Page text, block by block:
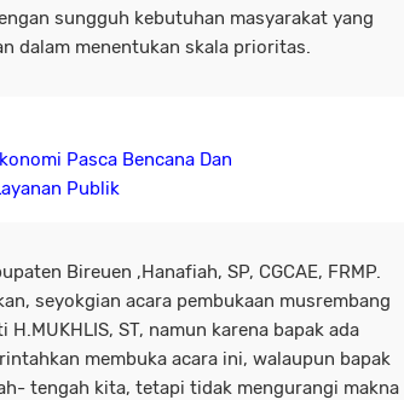
sungguh kebutuhan masyarakat yang
dalam menentukan skala prioritas.
Pasca Bencana Dan
Publik
Bireuen ,Hanafiah, SP, CGCAE, FRMP.
seyokgian acara pembukaan musrembang
ST, namun karena bapak ada
membuka acara ini, walaupun bapak
tengah kita, tetapi tidak mengurangi makna